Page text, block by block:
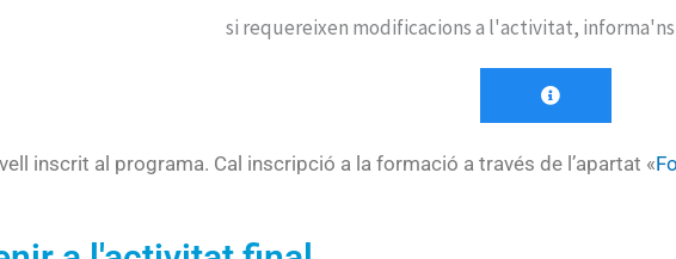
si requereixen modificacions a l'activitat,
inscrit al programa. Cal inscripció a la formació a través de l’apartat «